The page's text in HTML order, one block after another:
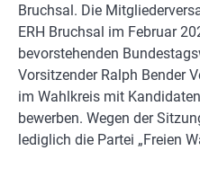
Bruchsal. Die
ERH Bruchsal im Februar
bevorstehenden
Vorsitzender Ralph Bender
im Wahlkreis mit
bewerben. Wegen der
lediglich die Partei „Freien